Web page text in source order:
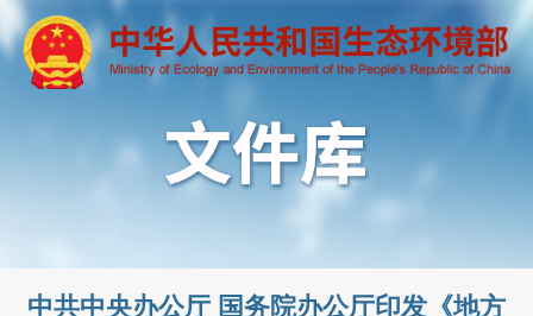
中共中央办公厅 国务院办公厅印发《地方